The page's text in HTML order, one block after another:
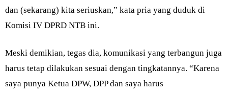
dan (sekarang) kita seriuskan,” kata pria yang duduk di
Komisi IV DPRD NTB ini.
Meski demikian, tegas dia, komunikasi yang terbangun juga
harus tetap dilakukan sesuai dengan tingkatannya. “Karena
saya punya Ketua DPW, DPP dan saya harus